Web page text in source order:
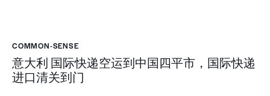
COMMON-SENSE
意大利 国际快递空运到中国四平市，国际快递
进口清关到门